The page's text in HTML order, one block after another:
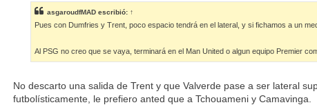
a
j
asgaroudfMAD escribió: ↑
Pues con Dumfries y Trent, poco espacio tendrá en el lateral, y si fichamos a un
Al PSG no creo que se vaya, terminará en el Man United o algun equipo Premier
No descarto una salida de Trent y que Valverde pase a ser lateral
futbolísticamente, le prefiero anted que a Tchouameni y Camavinga.